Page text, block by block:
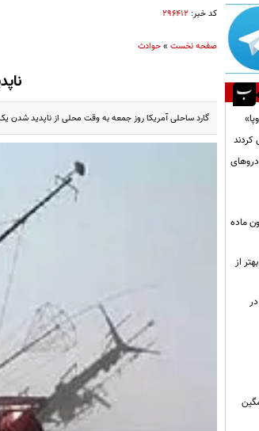
کد خبر: ۲۹۶۴۱۲
صفحه نخست»حوادث
گارد ساحلی آمریکا روز جمعه به وقت محلی از ناپدید شدن یک کشتی باری با ۳۳ سرنشین به علت طوفان
کردند
ماده
از